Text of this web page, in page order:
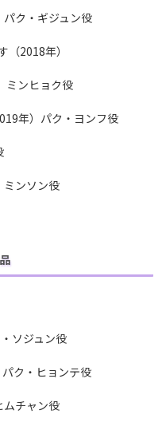
ク・ギジュン役
2018年）
ミンヒョク役
年）パク・ヨンフ役
ミンソン役
ソジュン役
ク・ヒョンテ役
ムチャン役